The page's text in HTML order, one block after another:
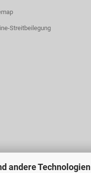
andere Technologien
Streitbeilegung